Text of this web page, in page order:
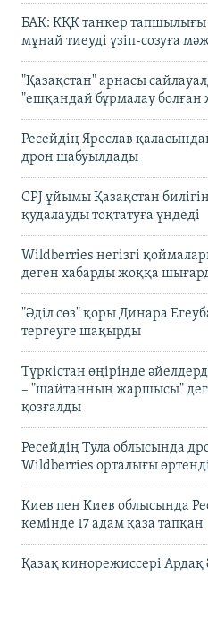
БАҚ: КҚК танкер тапшылығы
мұнай тиеуді үзіп-созуға
"Қазақстан" арнасы
"ешқандай бұрмалау болған
Ресейдің Ярослав
дрон шабуылдады
CPJ ұйымы Қазақстан
қудалауды тоқтатуға үндеді
Wildberries негізгі
деген хабарды жоққа
"Әділ сөз" қоры Динара
тергеуге шақырды
Түркістан өңірінде
– "шайтанның жаршысы"
қозғалды
Ресейдің Тула облысында
Wildberries орталығы
Киев пен Киев облысында
кемінде 17 адам қаза тапқан
Қазақ кинорежиссері Ардақ